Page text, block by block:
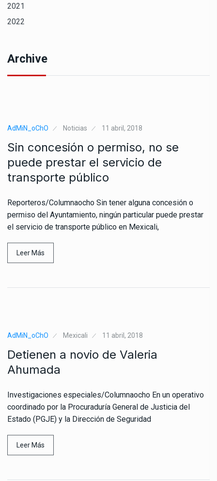
2021
2022
Archive
AdMiN_oChO Noticias 11 abril, 2018
Sin concesión o permiso, no se
puede prestar el servicio de
transporte público
Reporteros/Columnaocho Sin tener alguna concesión o
permiso del Ayuntamiento, ningún particular puede prestar
el servicio de transporte público en Mexicali,
Leer Más
AdMiN_oChO Mexicali 11 abril, 2018
Detienen a novio de Valeria
Ahumada
Investigaciones especiales/Columnaocho En un operativo
coordinado por la Procuraduría General de Justicia del
Estado (PGJE) y la Dirección de Seguridad
Leer Más